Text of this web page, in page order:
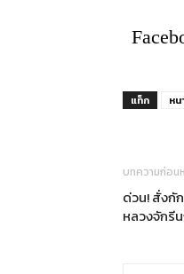
แท็ก หน
บทความก่อน
ด่วน! สั่งกั
หลวงจักรี